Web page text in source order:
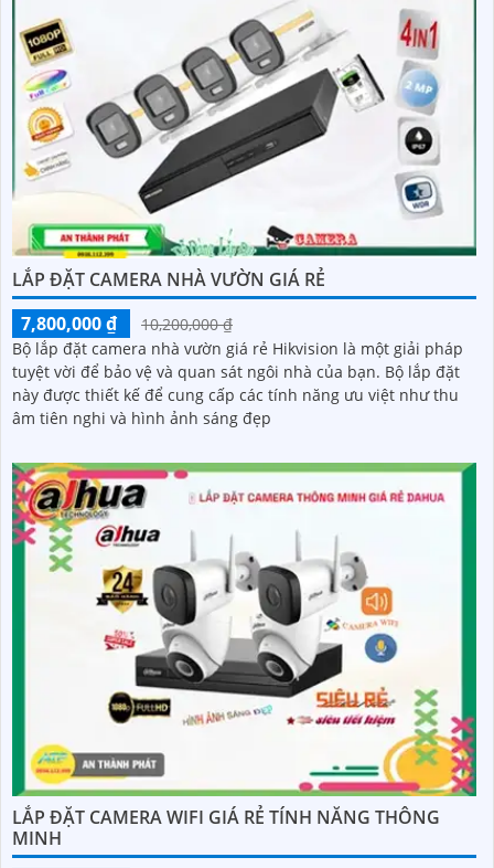
LẮP ĐẶT CAMERA NHÀ VƯỜN GIÁ RẺ
7,800,000 ₫
10,200,000 ₫
Bộ lắp đặt camera nhà vườn giá rẻ Hikvision là một giải pháp
tuyệt vời để bảo vệ và quan sát ngôi nhà của bạn. Bộ lắp đặt
này được thiết kế để cung cấp các tính năng ưu việt như thu
âm tiên nghi và hình ảnh sáng đẹp
LẮP ĐẶT CAMERA WIFI GIÁ RẺ TÍNH NĂNG THÔNG
MINH